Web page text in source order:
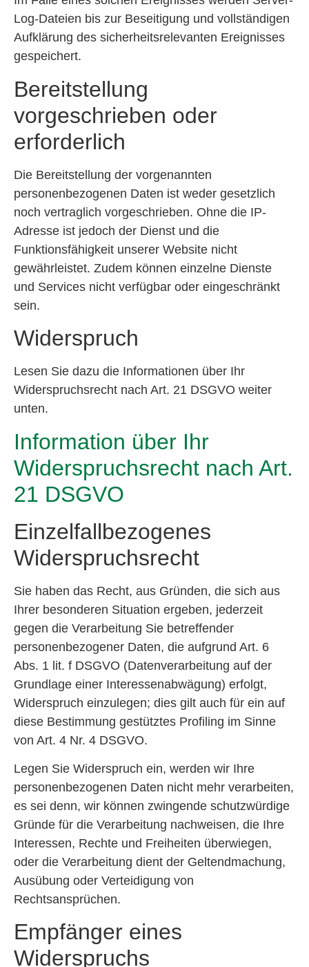
Log-Dateien bis zur Beseitigung und vollständigen
Aufklärung des sicherheitsrelevanten Ereignisses
gespeichert.
Bereitstellung
vorgeschrieben oder
erforderlich
Die Bereitstellung der vorgenannten
personenbezogenen Daten ist weder gesetzlich
noch vertraglich vorgeschrieben. Ohne die IP-
Adresse ist jedoch der Dienst und die
Funktionsfähigkeit unserer Website nicht
gewährleistet. Zudem können einzelne Dienste
und Services nicht verfügbar oder eingeschränkt
sein.
Widerspruch
Lesen Sie dazu die Informationen über Ihr
Widerspruchsrecht nach Art. 21 DSGVO weiter
unten.
Information über Ihr
Widerspruchsrecht nach Art.
21 DSGVO
Einzelfallbezogenes
Widerspruchsrecht
Sie haben das Recht, aus Gründen, die sich aus
Ihrer besonderen Situation ergeben, jederzeit
gegen die Verarbeitung Sie betreffender
personenbezogener Daten, die aufgrund Art. 6
Abs. 1 lit. f DSGVO (Datenverarbeitung auf der
Grundlage einer Interessenabwägung) erfolgt,
Widerspruch einzulegen; dies gilt auch für ein auf
diese Bestimmung gestütztes Profiling im Sinne
von Art. 4 Nr. 4 DSGVO.
Legen Sie Widerspruch ein, werden wir Ihre
personenbezogenen Daten nicht mehr verarbeiten,
es sei denn, wir können zwingende schutzwürdige
Gründe für die Verarbeitung nachweisen, die Ihre
Interessen, Rechte und Freiheiten überwiegen,
oder die Verarbeitung dient der Geltendmachung,
Ausübung oder Verteidigung von
Rechtsansprüchen.
Empfänger eines
Widerspruchs